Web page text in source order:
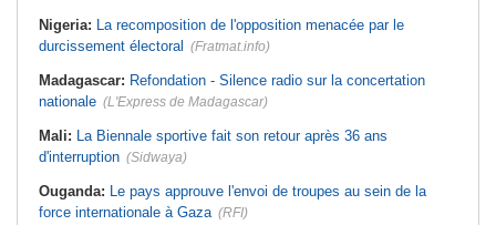
Sénégal:
JOJ Dakar 2026 - La
Banque mondiale salue les
préparatifs et l'expertise du Comité
Sénégal:Soins prénataux
d'urgence - L'Etat vise à rendre
opérationnels 32 blocs opératoires
Sénégal:Assurance islamique - Le
FDMI signe une convention de
financement avec SEN Assurance
Vie
TotalEnergies CAF Coupe d'Afrique
Féminine, Maroc 2026
d'Étude Technique (TSG) de la
TotalEnergies CAF Coupe d'Afrique
des Nations Féminine, Maroc 2026
Ce que révèle le discours du
ministère de l'Intérieur sur la crise
Afrique:
AfroBasket U18 (F) - Le
Sénégal craque au 3e quart-temps
Nigeria: La recomposition de l'opposition menacée par le
durcissement électoral (Fratmat.info)
Madagascar: Refondation - Silence radio sur la concertation
nationale (L'Express de Madagascar)
Mali: La Biennale sportive fait son retour après 36 ans
d'interruption (Sidwaya)
Ouganda: Le pays approuve l'envoi de troupes au sein de la
force internationale à Gaza (RFI)